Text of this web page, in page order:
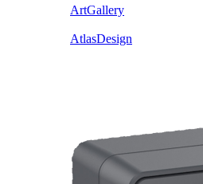
ArtGallery
AtlasDesign